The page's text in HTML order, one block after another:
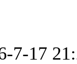
7-17